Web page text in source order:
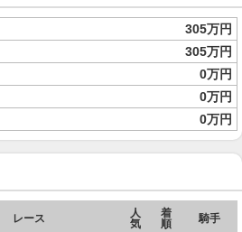
305万円
305万円
0万円
0万円
0万円
レース
人
気
着
順
騎手